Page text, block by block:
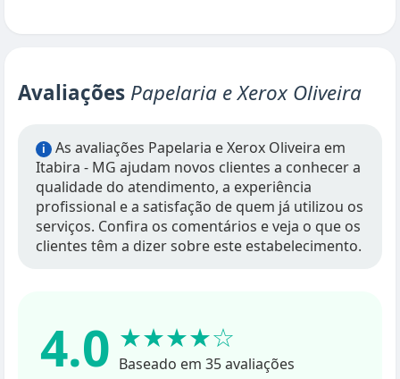
Avaliações Papelaria e Xerox Oliveira
i
As avaliações Papelaria e Xerox Oliveira em
Itabira - MG ajudam novos clientes a conhecer a
qualidade do atendimento, a experiência
profissional e a satisfação de quem já utilizou os
serviços. Confira os comentários e veja o que os
clientes têm a dizer sobre este estabelecimento.
4.0 ★★★★☆
Baseado em 35 avaliações